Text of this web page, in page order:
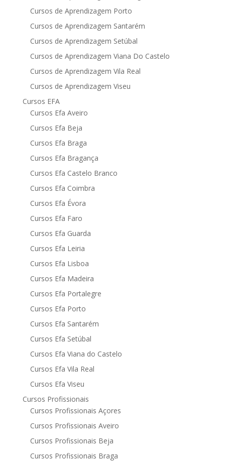
Cursos de Aprendizagem Porto
Cursos de Aprendizagem Santarém
Cursos de Aprendizagem Setúbal
Cursos de Aprendizagem Viana Do Castelo
Cursos de Aprendizagem Vila Real
Cursos de Aprendizagem Viseu
Cursos EFA
Cursos Efa Aveiro
Cursos Efa Beja
Cursos Efa Braga
Cursos Efa Bragança
Cursos Efa Castelo Branco
Cursos Efa Coimbra
Cursos Efa Évora
Cursos Efa Faro
Cursos Efa Guarda
Cursos Efa Leiria
Cursos Efa Lisboa
Cursos Efa Madeira
Cursos Efa Portalegre
Cursos Efa Porto
Cursos Efa Santarém
Cursos Efa Setúbal
Cursos Efa Viana do Castelo
Cursos Efa Vila Real
Cursos Efa Viseu
Cursos Profissionais
Cursos Profissionais Açores
Cursos Profissionais Aveiro
Cursos Profissionais Beja
Cursos Profissionais Braga